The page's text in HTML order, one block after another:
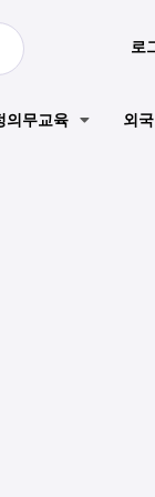
로
의무교육 외